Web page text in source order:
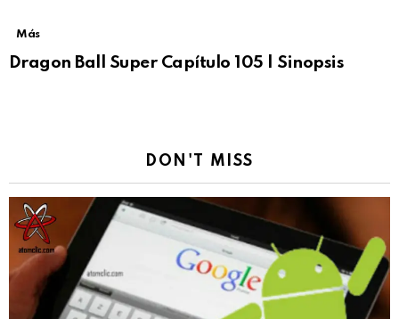
Más
Dragon Ball Super Capítulo 105 | Sinopsis
DON'T MISS